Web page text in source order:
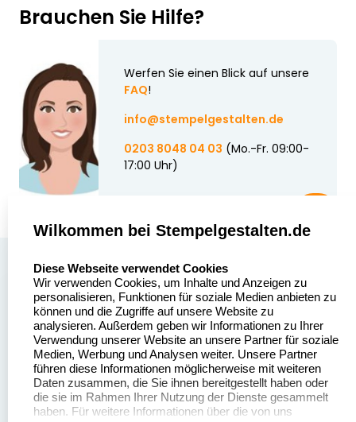
Brauchen Sie Hilfe?
Werfen Sie einen Blick auf unsere
FAQ!
info@stempelgestalten.de
0203 8048 04 03 (Mo.-Fr. 09:00-
17:00 Uhr)
Stempelgestalten.de
Asterlager Straße 97
47228 Duisburg
Deutschland
Über uns
Sitemap
Alle
Stempelinformationen
Wilkommen bei Stempelgestalten.de
Diese Webseite verwendet Cookies
Wir verwenden Cookies, um Inhalte und Anzeigen zu
personalisieren, Funktionen für soziale Medien anbieten zu
können und die Zugriffe auf unsere Website zu
analysieren. Außerdem geben wir Informationen zu Ihrer
Verwendung unserer Website an unsere Partner für soziale
Medien, Werbung und Analysen weiter. Unsere Partner
führen diese Informationen möglicherweise mit weiteren
Daten zusammen, die Sie ihnen bereitgestellt haben oder
die sie im Rahmen Ihrer Nutzung der Dienste gesammelt
haben. Für weitere Informationen über die von uns